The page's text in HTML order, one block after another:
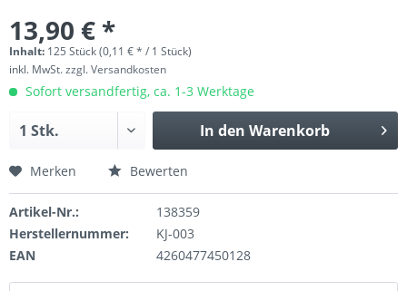
13,90 € *
Inhalt: 125 Stück (0,11 € * / 1 Stück)
inkl. MwSt.zzgl. Versandkosten
Sofort versandfertig, ca. 1-3 Werktage
In den Warenkorb
Merken Bewerten
Artikel-Nr.:
138359
Herstellernummer:
KJ-003
EAN
4260477450128